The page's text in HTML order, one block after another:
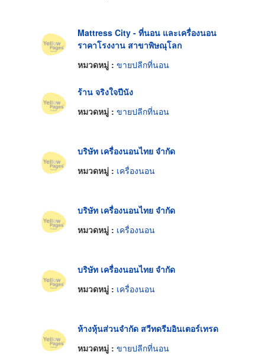
Mattress City - ที่นอน และเครื่องนอน
ราคาโรงงาน สาขาพิษณุโลก
หมวดหมู่ : ขายปลีกที่นอน
ร้าน จริงใจปีนัง
หมวดหมู่ : ขายปลีกที่นอน
บริษัท เครื่องนอนไทย จำกัด
หมวดหมู่ : เครื่องนอน
บริษัท เครื่องนอนไทย จำกัด
หมวดหมู่ : เครื่องนอน
บริษัท เครื่องนอนไทย จำกัด
หมวดหมู่ : เครื่องนอน
ห้างหุ้นส่วนจำกัด สวีทดรีมอินเตอร์เทรด
หมวดหมู่ : ขายปลีกที่นอน